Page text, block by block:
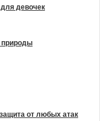
девочек
природы
от любых атак